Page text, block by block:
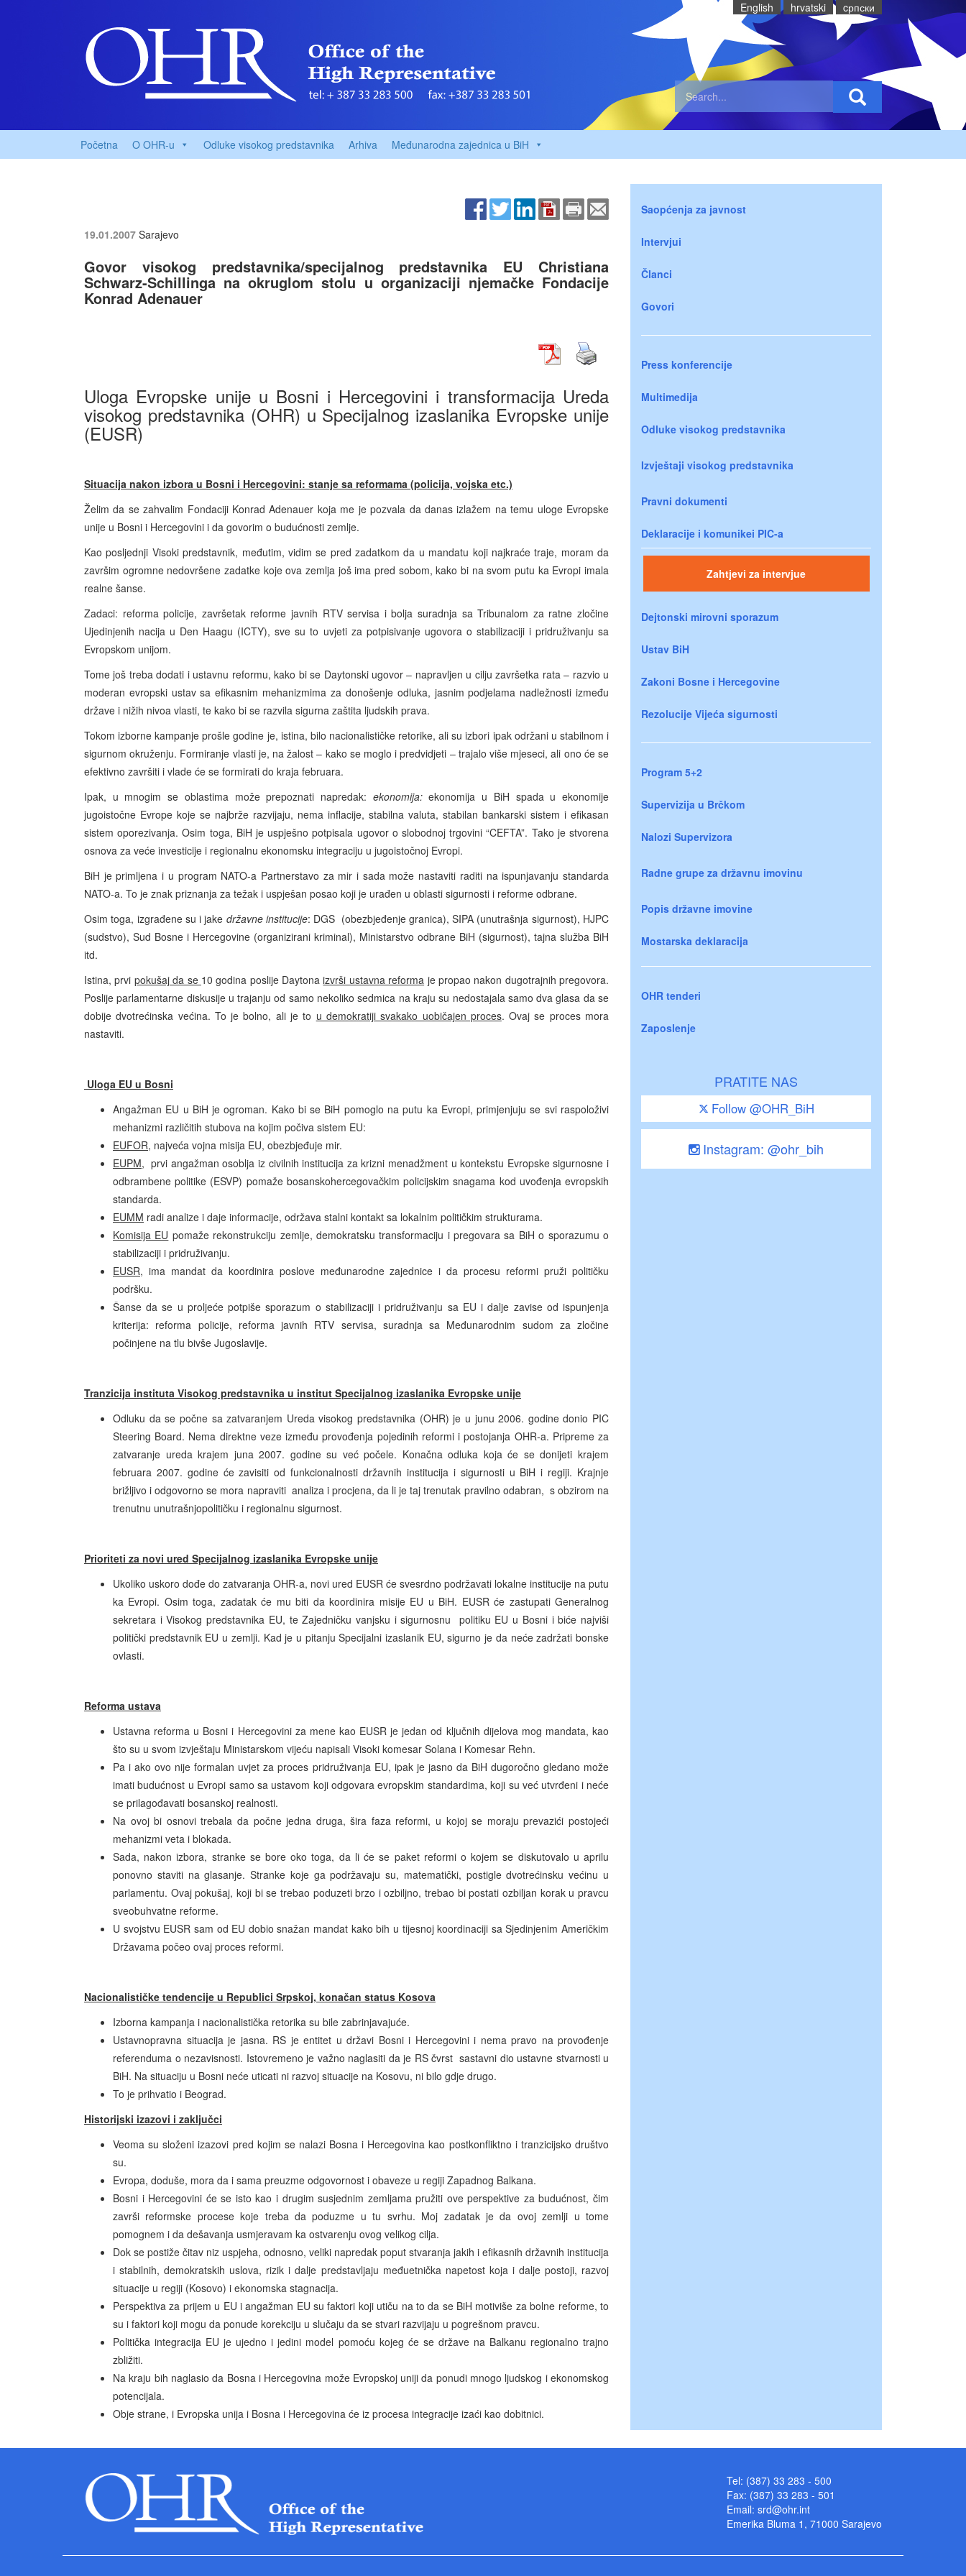
English hrvatski cрпски
Početna O OHR-u Odluke visokog predstavnika Arhiva Međunarodna zajednica u BiH
19.01.2007 Sarajevo
Govor visokog predstavnika/specijalnog predstavnika EU Christiana
Schwarz-Schillinga na okruglom stolu u organizaciji njemačke Fondacije
Konrad Adenauer
Uloga Evropske unije u Bosni i Hercegovini i transformacija Ureda
visokog predstavnika (OHR) u Specijalnog izaslanika Evropske unije
(EUSR)
Situacija nakon izbora u Bosni i Hercegovini: stanje sa reformama (policija, vojska etc.)
Želim da se zahvalim Fondaciji Konrad Adenauer koja me je pozvala da danas izlažem na temu uloge Evropske
unije u Bosni i Hercegovini i da govorim o budućnosti zemlje.
Kao posljednji Visoki predstavnik, međutim, vidim se pred zadatkom da u mandatu koji najkraće traje, moram da
završim ogromne nedovršene zadatke koje ova zemlja još ima pred sobom, kako bi na svom putu ka Evropi imala
realne šanse.
Zadaci: reforma policije, završetak reforme javnih RTV servisa i bolja suradnja sa Tribunalom za ratne zločine
Ujedinjenih nacija u Den Haagu (ICTY), sve su to uvjeti za potpisivanje ugovora o stabilizaciji i pridruživanju sa
Evropskom unijom.
Tome još treba dodati i ustavnu reformu, kako bi se Daytonski ugovor – napravljen u cilju završetka rata – razvio u
moderan evropski ustav sa efikasnim mehanizmima za donošenje odluka, jasnim podjelama nadležnosti između
države i nižih nivoa vlasti, te kako bi se razvila sigurna zaštita ljudskih prava.
Tokom izborne kampanje prošle godine je, istina, bilo nacionalističke retorike, ali su izbori ipak održani u stabilnom i
sigurnom okruženju. Formiranje vlasti je, na žalost – kako se moglo i predvidjeti – trajalo više mjeseci, ali ono će se
efektivno završiti i vlade će se formirati do kraja februara.
Ipak, u mnogim se oblastima može prepoznati napredak: ekonomija:ekonomija u BiH spada u ekonomije
jugoistočne Evrope koje se najbrže razvijaju, nema inflacije, stabilna valuta, stabilan bankarski sistem i efikasan
sistem oporezivanja. Osim toga, BiH je uspješno potpisala ugovor o slobodnoj trgovini “CEFTA”. Tako je stvorena
osnova za veće investicije i regionalnu ekonomsku integraciju u jugoistočnoj Evropi.
BiH je primljena i u program NATO-a Partnerstavo za mir i sada može nastaviti raditi na ispunjavanju standarda
NATO-a. To je znak priznanja za težak i uspješan posao koji je urađen u oblasti sigurnosti i reforme odbrane.
Osim toga, izgrađene su i jake državne institucije: DGS (obezbjeđenje granica), SIPA (unutrašnja sigurnost), HJPC
(sudstvo), Sud Bosne i Hercegovine (organizirani kriminal), Ministarstvo odbrane BiH (sigurnost), tajna služba BiH
itd.
Istina, prvi pokušaj da se 10 godina poslije Daytonaizvrši ustavna reforma je propao nakon dugotrajnih pregovora.
Poslije parlamentarne diskusije u trajanju od samo nekoliko sedmica na kraju su nedostajala samo dva glasa da se
dobije dvotrećinska većina. To je bolno, ali je to u demokratiji svakako uobičajen proces. Ovaj se proces mora
nastaviti.
Uloga EU u Bosni
Angažman EU u BiH je ogroman. Kako bi se BiH pomoglo na putu ka Evropi, primjenjuju se svi raspoloživi
mehanizmi različitih stubova na kojim počiva sistem EU:
EUFOR, najveća vojna misija EU, obezbjeđuje mir.
EUPM, prvi angažman osoblja iz civilnih institucija za krizni menadžment u kontekstu Evropske sigurnosne i
odbrambene politike (ESVP) pomaže bosanskohercegovačkim policijskim snagama kod uvođenja evropskih
standarda.
EUMM radi analize i daje informacije, održava stalni kontakt sa lokalnim političkim strukturama.
Komisija EU pomaže rekonstrukciju zemlje, demokratsku transformaciju i pregovara sa BiH o sporazumu o
stabilizaciji i pridruživanju.
EUSR, ima mandat da koordinira poslove međunarodne zajednice i da procesu reformi pruži političku
podršku.
Šanse da se u proljeće potpiše sporazum o stabilizaciji i pridruživanju sa EU i dalje zavise od ispunjenja
kriterija: reforma policije, reforma javnih RTV servisa, suradnja sa Međunarodnim sudom za zločine
počinjene na tlu bivše Jugoslavije.
Tranzicija instituta Visokog predstavnika u institut Specijalnog izaslanika Evropske unije
Odluku da se počne sa zatvaranjem Ureda visokog predstavnika (OHR) je u junu 2006. godine donio PIC
Steering Board. Nema direktne veze između provođenja pojedinih reformi i postojanja OHR-a. Pripreme za
zatvaranje ureda krajem juna 2007. godine su već počele. Konačna odluka koja će se donijeti krajem
februara 2007. godine će zavisiti od funkcionalnosti državnih institucija i sigurnosti u BiH i regiji. Krajnje
brižljivo i odgovorno se mora napraviti analiza i procjena, da li je taj trenutak pravilno odabran, s obzirom na
trenutnu unutrašnjopolitičku i regionalnu sigurnost.
Prioriteti za novi ured Specijalnog izaslanika Evropske unije
Ukoliko uskoro dođe do zatvaranja OHR-a, novi ured EUSR će svesrdno podržavati lokalne institucije na putu
ka Evropi. Osim toga, zadatak će mu biti da koordinira misije EU u BiH. EUSR će zastupati Generalnog
sekretara i Visokog predstavnika EU, te Zajedničku vanjsku i sigurnosnu politiku EU u Bosni i biće najviši
politički predstavnik EU u zemlji. Kad je u pitanju Specijalni izaslanik EU, sigurno je da neće zadržati bonske
ovlasti.
Reforma ustava
Ustavna reforma u Bosni i Hercegovini za mene kao EUSR je jedan od ključnih dijelova mog mandata, kao
što su u svom izvještaju Ministarskom vijeću napisali Visoki komesar Solana i Komesar Rehn.
Pa i ako ovo nije formalan uvjet za proces pridruživanja EU, ipak je jasno da BiH dugoročno gledano može
imati budućnost u Evropi samo sa ustavom koji odgovara evropskim standardima, koji su već utvrđeni i neće
se prilagođavati bosanskoj realnosti.
Na ovoj bi osnovi trebala da počne jedna druga, šira faza reformi, u kojoj se moraju prevazići postojeći
mehanizmi veta i blokada.
Sada, nakon izbora, stranke se bore oko toga, da li će se paket reformi o kojem se diskutovalo u aprilu
ponovno staviti na glasanje. Stranke koje ga podržavaju su, matematički, postigle dvotrećinsku većinu u
parlamentu. Ovaj pokušaj, koji bi se trebao poduzeti brzo i ozbiljno, trebao bi postati ozbiljan korak u pravcu
sveobuhvatne reforme.
U svojstvu EUSR sam od EU dobio snažan mandat kako bih u tijesnoj koordinaciji sa Sjedinjenim Američkim
Državama počeo ovaj proces reformi.
Nacionalističke tendencije u Republici Srpskoj, konačan status Kosova
Izborna kampanja i nacionalistička retorika su bile zabrinjavajuće.
Ustavnopravna situacija je jasna. RS je entitet u državi Bosni i Hercegovini i nema pravo na provođenje
referenduma o nezavisnosti. Istovremeno je važno naglasiti da je RS čvrst sastavni dio ustavne stvarnosti u
BiH. Na situaciju u Bosni neće uticati ni razvoj situacije na Kosovu, ni bilo gdje drugo.
To je prihvatio i Beograd.
Historijski izazovi i zaključci
Veoma su složeni izazovi pred kojim se nalazi Bosna i Hercegovina kao postkonfliktno i tranzicijsko društvo
su.
Evropa, doduše, mora da i sama preuzme odgovornost i obaveze u regiji Zapadnog Balkana.
Bosni i Hercegovini će se isto kao i drugim susjednim zemljama pružiti ove perspektive za budućnost, čim
završi reformske procese koje treba da poduzme u tu svrhu. Moj zadatak je da ovoj zemlji u tome
pomognem i da dešavanja usmjeravam ka ostvarenju ovog velikog cilja.
Dok se postiže čitav niz uspjeha, odnosno, veliki napredak poput stvaranja jakih i efikasnih državnih institucija
i stabilnih, demokratskih uslova, rizik i dalje predstavljaju međuetnička napetost koja i dalje postoji, razvoj
situacije u regiji (Kosovo) i ekonomska stagnacija.
Perspektiva za prijem u EU i angažman EU su faktori koji utiču na to da se BiH motiviše za bolne reforme, to
su i faktori koji mogu da ponude korekciju u slučaju da se stvari razvijaju u pogrešnom pravcu.
Politička integracija EU je ujedno i jedini model pomoću kojeg će se države na Balkanu regionalno trajno
zbližiti.
Na kraju bih naglasio da Bosna i Hercegovina može Evropskoj uniji da ponudi mnogo ljudskog i ekonomskog
potencijala.
Obje strane, i Evropska unija i Bosna i Hercegovina će iz procesa integracije izaći kao dobitnici.
Saopćenja za javnost
Intervjui
Članci
Govori
Press konferencije
Multimedija
Odluke visokog predstavnika
Izvještaji visokog predstavnika
Pravni dokumenti
Deklaracije i komunikei PIC-a
Zahtjevi za intervjue
Dejtonski mirovni sporazum
Ustav BiH
Zakoni Bosne i Hercegovine
Rezolucije Vijeća sigurnosti
Program 5+2
Supervizija u Brčkom
Nalozi Supervizora
Radne grupe za državnu imovinu
Popis državne imovine
Mostarska deklaracija
OHR tenderi
Zaposlenje
PRATITE NAS
Follow @OHR_BiH
Instagram: @ohr_bih
Tel: (387) 33 283 - 500
Fax: (387) 33 283 - 501
Email: srd@ohr.int
Emerika Bluma 1, 71000 Sarajevo